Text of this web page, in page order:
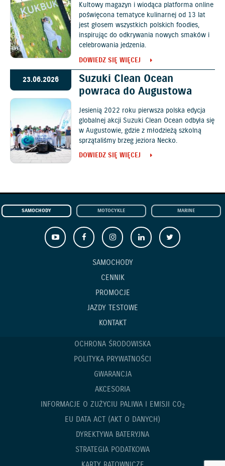
Kultowy magazyn i wiodąca platforma online
poświęcona tematyce kulinarnej od 13 lat
jest głosem wszystkich polskich foodies,
inspirując do odkrywania nowych smaków i
celebrowania jedzenia.
DOWIEDZ SIĘ WIĘCEJ
23.06.2026
Suzuki Clean Ocean
powraca do Augustowa
Jesienią 2022 roku pierwsza polska edycja
globalnej akcji Suzuki Clean Ocean odbyła się
w Augustowie, gdzie z młodzieżą szkolną
sprzątaliśmy brzeg jeziora Necko.
DOWIEDZ SIĘ WIĘCEJ
SAMOCHODY MOTOCYKLE MARINE
SAMOCHODY
CENNIK
PROMOCJE
JAZDY TESTOWE
KONTAKT
OCHRONA ŚRODOWISKA
POLITYKA PRYWATNOŚCI
GWARANCJA
AKCESORIA
INFORMACJE O ZUŻYCIU PALIWA I EMISJI CO2
EU DATA ACT (AKT O DANYCH)
DYREKTYWA BATERYJNA
STRATEGIA PODATKOWA